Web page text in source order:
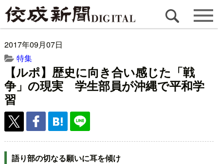
2017年09月07日
特集
【ルポ】歴史に向き合い感じた「戦
争」の現実 学生部員が沖縄で平和学
習
語り部の切なる願いに耳を傾け